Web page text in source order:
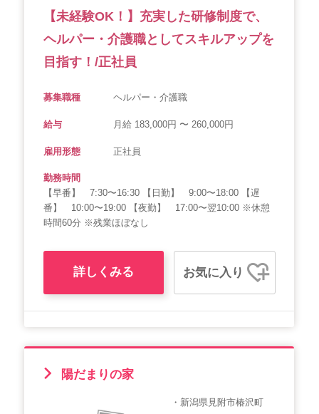
会社概要 個人情報保護方針 利用規約
お知らせ 採用担当者様へ
【未経験OK！】充実した研修制度で、
ヘルパー・介護職としてスキルアップを
目指す！/正社員
募集職種 ヘルパー・介護職
給与 月給 183,000円 〜 260,000円
雇用形態 正社員
勤務時間
【早番】 7:30〜16:30 【日勤】 9:00〜18:00 【遅
番】 10:00〜19:00 【夜勤】 17:00〜翌10:00 ※休憩
時間60分 ※残業ほぼなし
詳しくみる お気に入り
陽だまりの家
・新潟県見附市椿沢町